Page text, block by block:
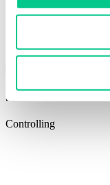
Severin Woodtli
Controlling